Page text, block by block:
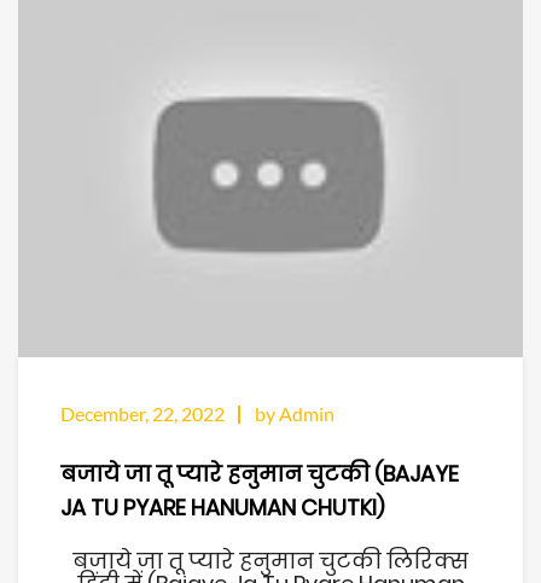
December, 22, 2022 by Admin
बजाये जा तू प्यारे हनुमान चुटकी (BAJAYE
JA TU PYARE HANUMAN CHUTKI)
बजाये जा तू प्यारे हनुमान चुटकी लिरिक्स